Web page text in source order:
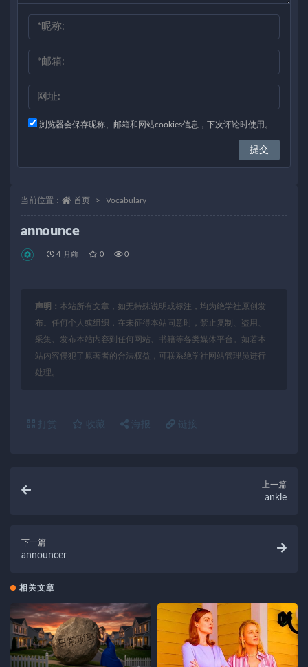
浏览器会保存昵称、邮箱和网站cookies信息，下次评论时使用。
当前位置： 首页 Vocabulary
announce
4 月前 0 0
声明： 本站所有文章，如无特殊说明或标注，均为绝学社原创发
布。任何个人或组织，在未征得本站同意时，禁止复制、盗用、
采集、发布本站内容到任何网站、书籍等各类媒体平台。如若本
站内容侵犯了原著者的合法权益，可联系绝学社网站管理员进行
处理。
打赏 收藏 海报 链接
上一篇
ankle
下一篇
announcer
相关文章